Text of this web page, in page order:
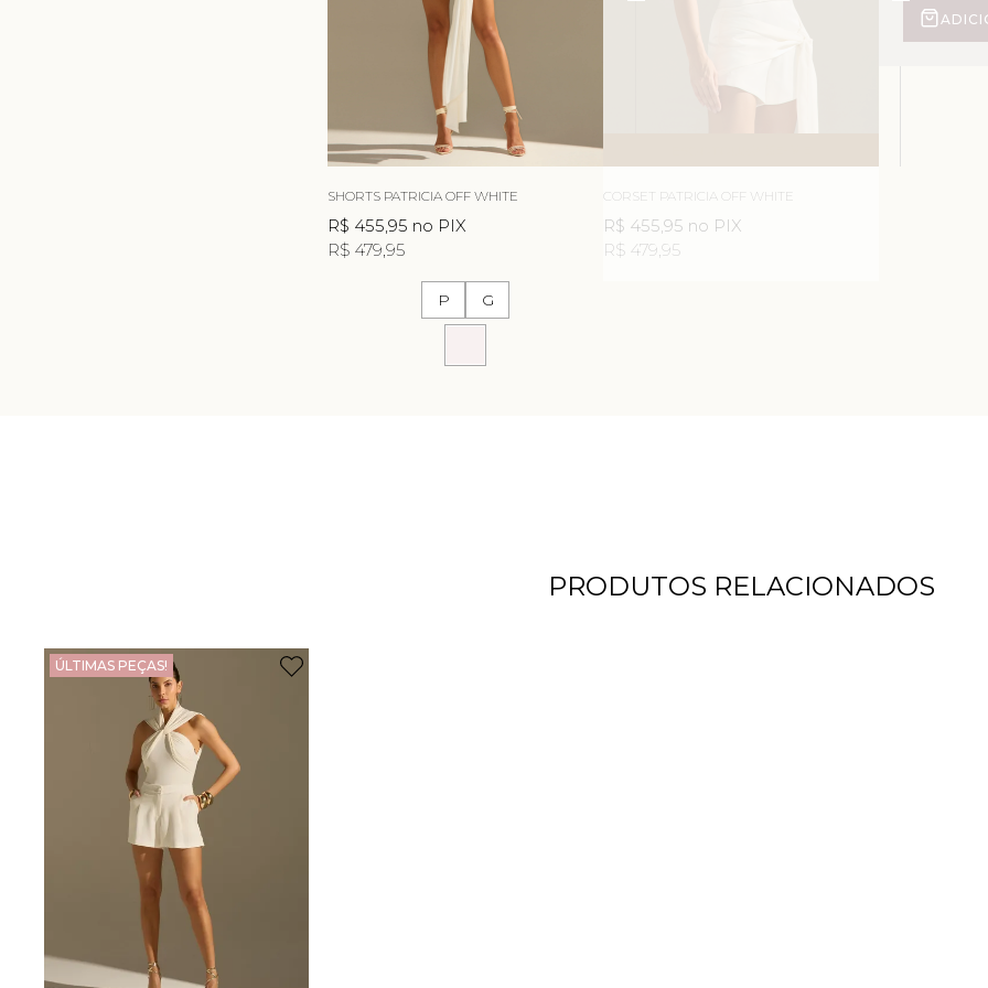
SHORTS PATRICIA OFF WHITE
R$ 455,95 no PIX
R$ 479,95
P G
CORSET PATRICIA OFF WHITE
R$ 455,95 no PIX
R$ 479,95
PRODUTOS RELACIONADOS
ÚLTIMAS PEÇAS!